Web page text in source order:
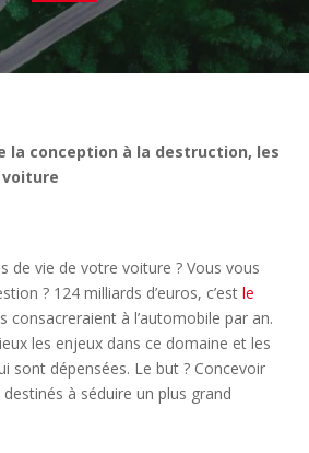
la conception à la destruction, les
voiture
de vie de votre voiture ? Vous vous
? 124 milliards d’euros, c’estle
consacreraient à l’automobile par an.
les enjeux dans ce domaine et les
sont dépensées. Le but ? Concevoir
à séduire un plus grand